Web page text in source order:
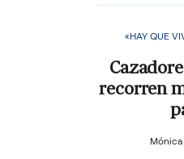
«HAY QUE
recorren